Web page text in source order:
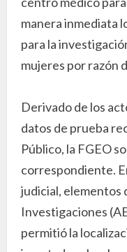
manera inmediata
para la
mujeres por razón
Derivado de los
datos de prueba
Público, la FGEO
correspondiente.
judicial, elementos
Investigaciones
permitió la